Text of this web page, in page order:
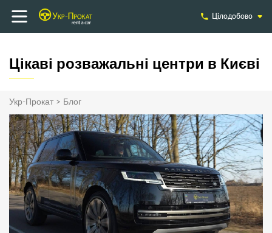
Цілодобово
Цікаві розважальні центри в Києві
Укр-Прокат > Блог